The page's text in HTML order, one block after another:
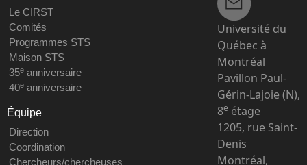
Le CIRST
Comités
Programmes STS
Maison STS
35eanniversaire
40eanniversaire
Équipe
Direction
Coordination
Chercheurs/chercheuses
Université du
Québec à
Montréal
Pavillon Paul-
Gérin-Lajoie (N),
8e étage
1205, rue Saint-
Denis
Montréal,